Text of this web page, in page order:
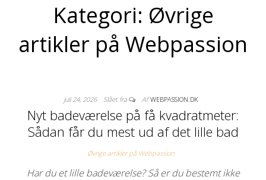
Kategori: Øvrige
artikler på Webpassion
juli 24, 2026 Slået fra Af WEBPASSION.DK
Nyt badeværelse på få kvadratmeter:
Sådan får du mest ud af det lille bad
Øvrige artikler på Webpassion
Har du et lille badeværelse? Så er du bestemt ikke